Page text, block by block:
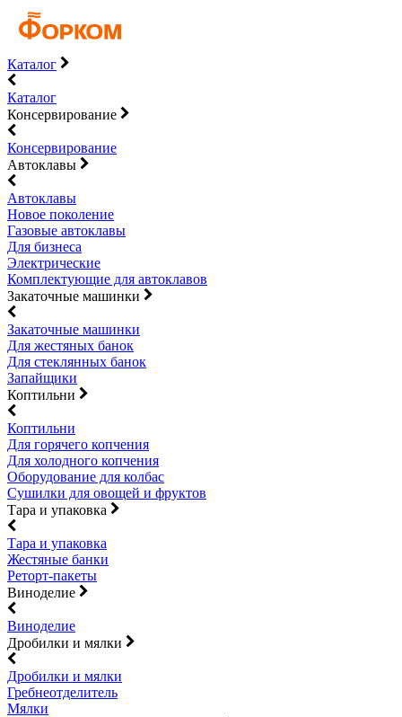
Каталог
Каталог
Консервирование
Консервирование
Автоклавы
Автоклавы
Новое поколение
Газовые автоклавы
Для бизнеса
Электрические
Комплектующие для автоклавов
Закаточные машинки
Закаточные машинки
Для жестяных банок
Для стеклянных банок
Запайщики
Коптильни
Коптильни
Для горячего копчения
Для холодного копчения
Оборудование для колбас
Сушилки для овощей и фруктов
Тара и упаковка
Тара и упаковка
Жестяные банки
Реторт-пакеты
Виноделие
Виноделие
Дробилки и мялки
Дробилки и мялки
Гребнеотделитель
Мялки